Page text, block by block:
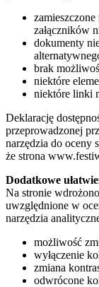
załączników
dokumenty
brak
niektóre
niektóre linki
Deklarację
przeprowadzonej
narzędzia do oceny
że strona
Dodatkowe
Na stronie
uwzględnione w
narzędzia
możliwość
wyłączenie
zmiana
odwrócone